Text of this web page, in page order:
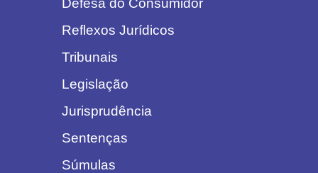
Defesa do Consumidor
Reflexos Jurídicos
Tribunais
Legislação
Jurisprudência
Sentenças
Súmulas